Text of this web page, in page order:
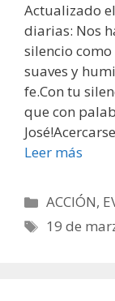
Actualizado
diarias: Nos
silencio
suaves y
fe.Con tu
que con
Leer más
Categorías
ACCIÓN,
Etiquetas
19 de